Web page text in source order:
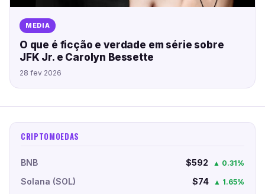
MEDIA
O que é ficção e verdade em série sobre
JFK Jr. e Carolyn Bessette
28 fev 2026
CRIPTOMOEDAS
BNB $592 ▲ 0.31%
Solana (SOL) $74 ▲ 1.65%